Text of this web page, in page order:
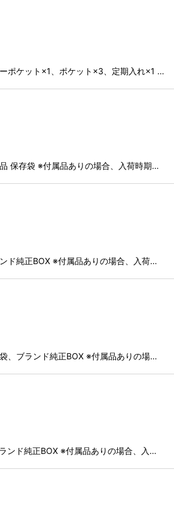
ポケット×1、ポケット×3、定期入れ×1 …
保存袋 ※付属品ありの場合、入荷時期…
ド純正BOX ※付属品ありの場合、入荷…
、ブランド純正BOX ※付属品ありの場…
ンド純正BOX ※付属品ありの場合、入…